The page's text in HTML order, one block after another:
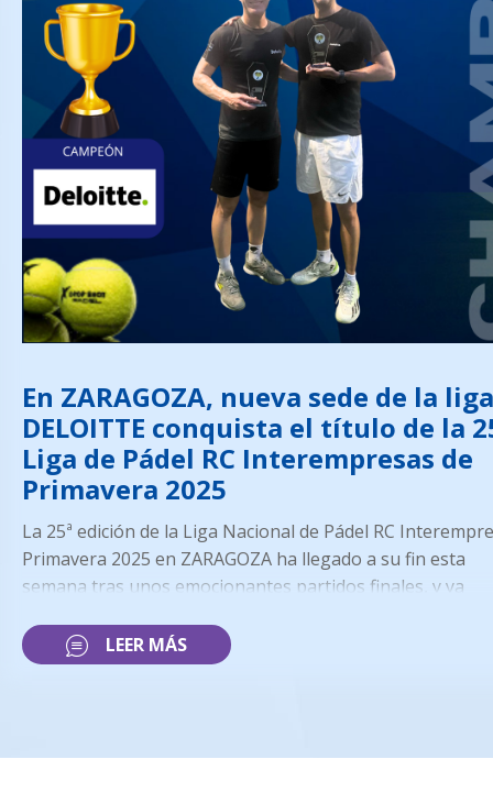
En ZARAGOZA, nueva sede de la
DELOITTE conquista el título de la
Liga de Pádel RC Interempresas de
Primavera 2025
La 25ª edición de la Liga Nacional de Pádel RC
Primavera 2025 en ZARAGOZA ha llegado a su fin esta
semana tras unos emocionantes partidos finales, y ya
• CAMPEÓN CATEGORÍA AVANZADA: DELOITTE (Equipo
• SUBCAMPEÓN CATEGORÍA AVANZADA: ADIDAS
LEER MÁS